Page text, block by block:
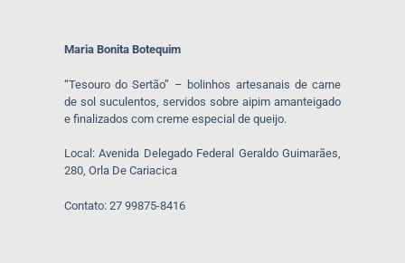
Maria Bonita Botequim
“Tesouro do Sertão” – bolinhos artesanais de carne
de sol suculentos, servidos sobre aipim amanteigado
e finalizados com creme especial de queijo.
Local: Avenida Delegado Federal Geraldo Guimarães,
280, Orla De Cariacica
Contato: 27 99875-8416